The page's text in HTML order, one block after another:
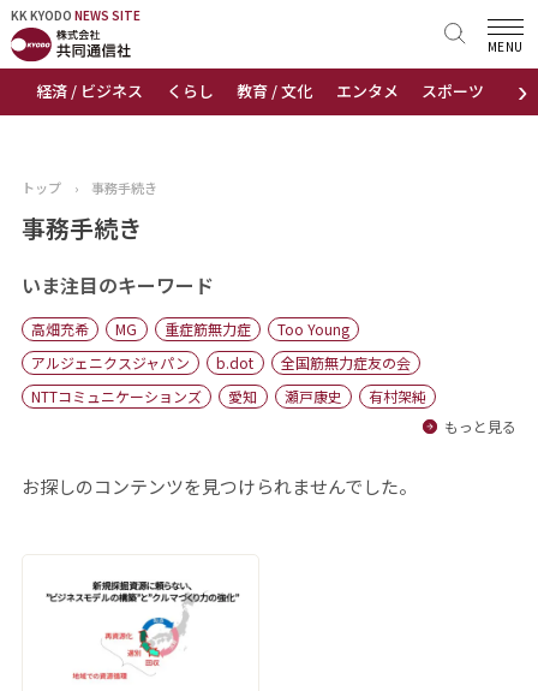
KK KYODO NEWS SITE
›
経済 / ビジネス くらし 教育 / 文化 エンタメ スポーツ 地域
MENU
KK KYODONEWS SITE
トップページ
ニュース
おすすめコンテンツ
出版物
会社概要
トップ › 事務手続き
事務手続き
いま注目のキーワード
高畑充希 MG 重症筋無力症
Too Young
アルジェニクスジャパン
b.dot
全国筋無力症友の会
NTTコミュニケーションズ
愛知 瀬戸康史
有村架純
もっと見る
お探しのコンテンツを見つけられませんでした。